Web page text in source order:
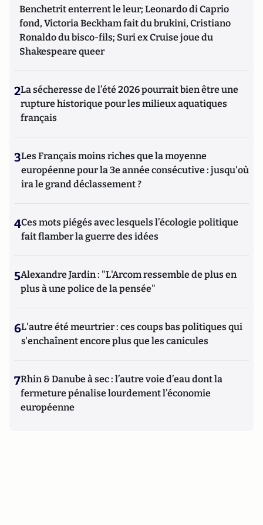
Hommes en Guerre (Lombard, 2017 et 2018). Il réside à Bruxelles.
Benchetrit enterrent le leur; Leonardo di Caprio
fond, Victoria Beckham fait du brukini, Cristiano
Ronaldo du bisco-fils; Suri ex Cruise joue du
Shakespeare queer
2La sécheresse de l’été 2026 pourrait bien être une
rupture historique pour les milieux aquatiques
français
3Les Français moins riches que la moyenne
européenne pour la 3e année consécutive : jusqu'où
ira le grand déclassement ?
4Ces mots piégés avec lesquels l’écologie politique
fait flamber la guerre des idées
5Alexandre Jardin : "L'Arcom ressemble de plus en
plus à une police de la pensée"
6L'autre été meurtrier : ces coups bas politiques qui
s'enchaînent encore plus que les canicules
7Rhin & Danube à sec : l’autre voie d’eau dont la
fermeture pénalise lourdement l’économie
européenne